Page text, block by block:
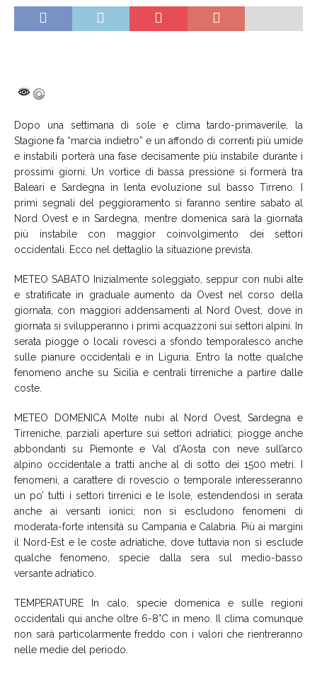
Dopo una settimana di sole e clima tardo-primaverile, la
Stagione fa “marcia indietro” e un affondo di correnti più umide
e instabili porterà una fase decisamente più instabile durante i
prossimi giorni. Un vortice di bassa pressione si formerà tra
Baleari e Sardegna in lenta evoluzione sul basso Tirreno. I
primi segnali del peggioramento si faranno sentire sabato al
Nord Ovest e in Sardegna, mentre domenica sarà la giornata
più instabile con maggior coinvolgimento dei settori
occidentali. Ecco nel dettaglio la situazione prevista.
METEO SABATO Inizialmente soleggiato, seppur con nubi alte
e stratificate in graduale aumento da Ovest nel corso della
giornata, con maggiori addensamenti al Nord Ovest, dove in
giornata si svilupperanno i primi acquazzoni sui settori alpini. In
serata piogge o locali rovesci a sfondo temporalesco anche
sulle pianure occidentali e in Liguria. Entro la notte qualche
fenomeno anche su Sicilia e centrali tirreniche a partire dalle
coste.
METEO DOMENICA Molte nubi al Nord Ovest, Sardegna e
Tirreniche, parziali aperture sui settori adriatici; piogge anche
abbondanti su Piemonte e Val d’Aosta con neve sull’arco
alpino occidentale a tratti anche al di sotto dei 1500 metri. I
fenomeni, a carattere di rovescio o temporale interesseranno
un po’ tutti i settori tirrenici e le Isole, estendendosi in serata
anche ai versanti ionici; non si escludono fenomeni di
moderata-forte intensità su Campania e Calabria. Più ai margini
il Nord-Est e le coste adriatiche, dove tuttavia non si esclude
qualche fenomeno, specie dalla sera sul medio-basso
versante adriatico.
TEMPERATURE In calo, specie domenica e sulle regioni
occidentali qui anche oltre 6-8°C in meno. Il clima comunque
non sarà particolarmente freddo con i valori che rientreranno
nelle medie del periodo.